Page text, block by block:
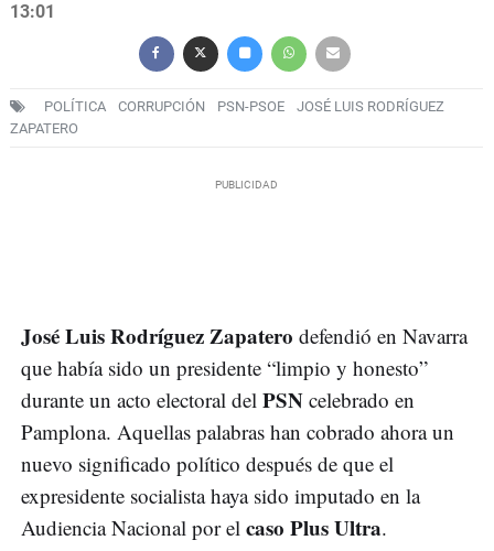
13:01
POLÍTICA CORRUPCIÓN PSN-PSOE
JOSÉ LUIS RODRÍGUEZ
ZAPATERO
José Luis Rodríguez Zapatero defendió en Navarra
que había sido un presidente “limpio y honesto”
durante un acto electoral del PSN celebrado en
Pamplona. Aquellas palabras han cobrado ahora un
nuevo significado político después de que el
expresidente socialista haya sido imputado en la
Audiencia Nacional por el caso Plus Ultra.